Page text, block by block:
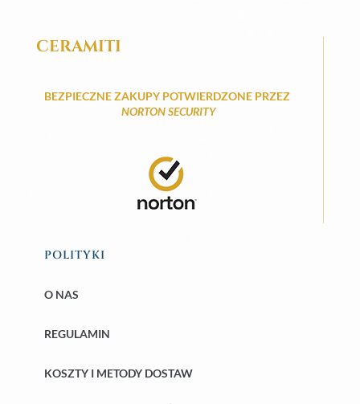
CERAMITI
BEZPIECZNE ZAKUPY POTWIERDZONE PRZEZ
NORTON SECURITY
POLITYKI
O NAS
REGULAMIN
KOSZTY I METODY DOSTAW